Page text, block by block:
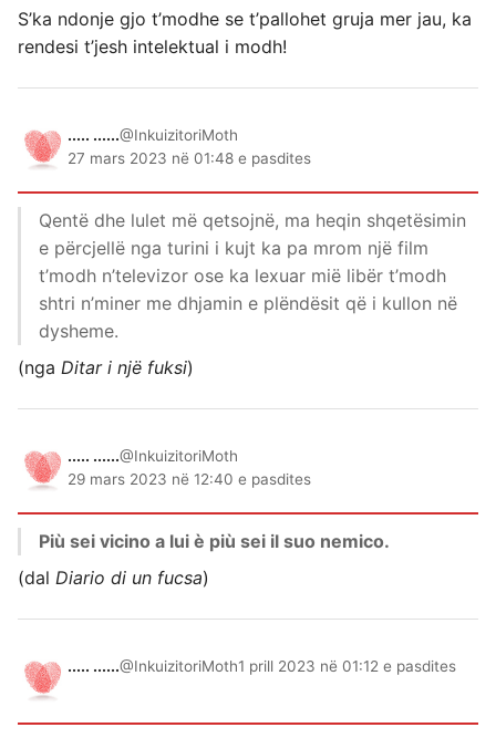
S’ka ndonje gjo t’modhe se t’pallohet gruja mer jau, ka
rendesi t’jesh intelektual i modh!
..... ......@InkuizitoriMoth
27 mars 2023 në 01:48 e pasdites
Qentë dhe lulet më qetsojnë, ma heqin shqetësimin
e përcjellë nga turini i kujt ka pa mrom një film
t’modh n’televizor ose ka lexuar mië libër t’modh
shtri n’miner me dhjamin e plëndësit që i kullon në
dysheme.
(nga Ditar i një fuksi)
..... ......@InkuizitoriMoth
29 mars 2023 në 12:40 e pasdites
Più sei vicino a lui è più sei il suo nemico.
(dal Diario di un fucsa)
..... ......@InkuizitoriMoth1 prill 2023 në 01:12 e pasdites